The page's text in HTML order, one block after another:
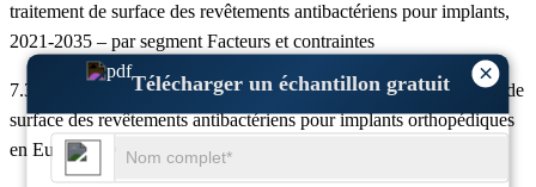
×
Télécharger un échantillon gratuit
traitement de surface des revêtements antibactériens pour implants,
2021-2035 – par segment Facteurs et contraintes
7.3.2 Analyse, perspectives et prévisions du marché du traitement de
surface des revêtements antibactériens pour implants orthopédiques
en Europe, 2021-2035 – par tous les segments Royaume-Uni